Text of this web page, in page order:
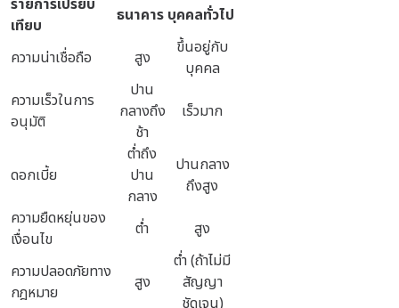
รายการเปรียบ
เทียบ
ธนาคาร บุคคลทั่วไป
ความน่าเชื่อถือ
สูง
ขึ้นอยู่กับ
บุคคล
ความเร็วในการ
อนุมัติ
ปาน
กลางถึง
ช้า
เร็วมาก
ดอกเบี้ย
ต่ำถึง
ปาน
กลาง
ปานกลาง
ถึงสูง
ความยืดหยุ่นของ
เงื่อนไข
ต่ำ
สูง
ความปลอดภัยทาง
กฎหมาย
สูง
ต่ำ (ถ้าไม่มี
สัญญา
ชัดเจน)